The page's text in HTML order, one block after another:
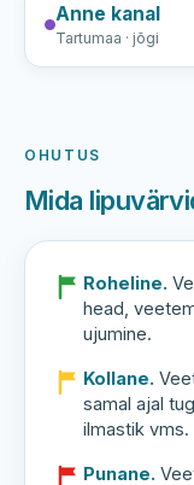
Anne kanal
Tartumaa · jõgi
OHUTUS
Mida
Roheline.
head,
ujumine.
Kollane.
samal ajal
ilmastik vms.
Punane.